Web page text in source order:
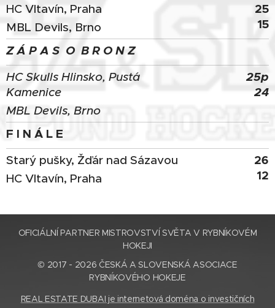
HC Vltavín, Praha
MBL Devils, Brno
25
15
Z Á P A S O B R O N Z
HC Skulls Hlinsko, Pustá
Kamenice
MBL Devils, Brno
25p
24
F I N Á L E
Starý pušky, Žďár nad Sázavou
HC Vltavín, Praha
26
12
OFICIÁLNÍ PARTNER MISTROVSTVÍ SVĚTA V RYBNÍKOVÉM
HOKEJI
© 2017 - 2026 ČESKÁ A SLOVENSKÁ ASOCIACE
RYBNÍKOVÉHO HOKEJE
REAL ESTATE DUBAI je internetová doména o investičních